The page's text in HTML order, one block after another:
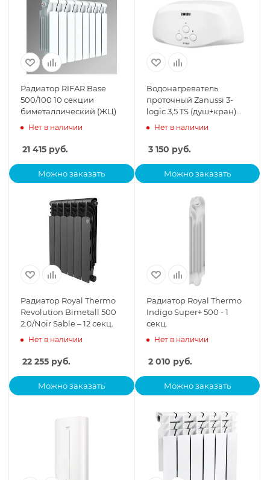
Радиатор RIFAR Base
500/100 10 секции
биметаллический (ЖЦ)
Нет в наличии
21 415 руб.
Можно заказать
Водонагреватель
проточный Zanussi 3-
logic 3,5 TS (душ+кран)
НС-1064841
Нет в наличии
3 150 руб.
Можно заказать
Радиатор Royal Thermo
Revolution Bimetall 500
2.0/Noir Sable – 12 секц.
Нет в наличии
22 255 руб.
Можно заказать
Радиатор Royal Thermo
Indigo Super+ 500 - 1
секц.
Нет в наличии
2 010 руб.
Можно заказать